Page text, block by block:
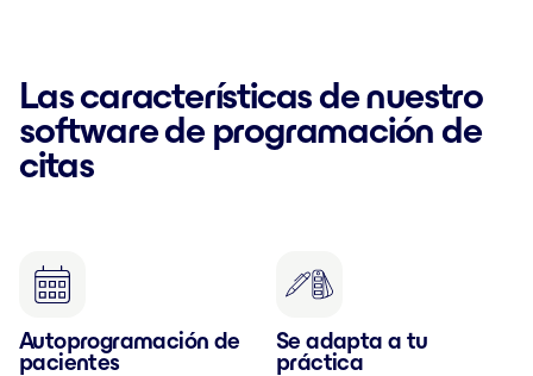
Las características de nuestro
software de programación de
citas
Autoprogramación de
pacientes
Se adapta a tu
práctica